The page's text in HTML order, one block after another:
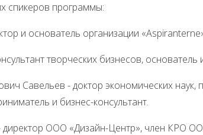
программы:
и основатель организации
творческих бизнесов,
Савельев - доктор экономических наук,
и бизнес-консультант.
ООО «Дизайн-Центр», член КРО